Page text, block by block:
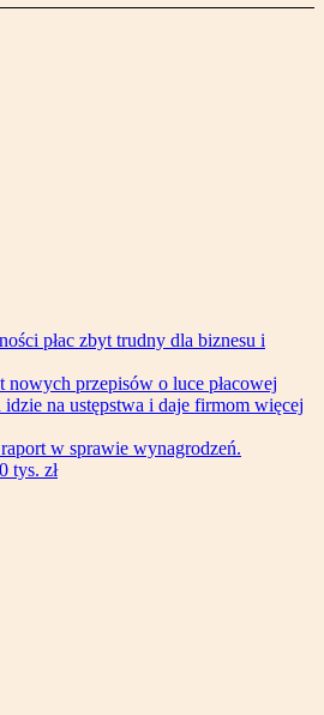
płac zbyt trudny dla biznesu i
nowych przepisów o luce płacowej
idzie na ustępstwa i daje firmom więcej
w sprawie wynagrodzeń.
tys. zł